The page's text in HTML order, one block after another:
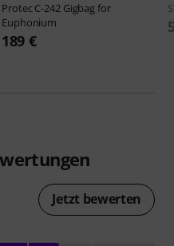
ProtecC-242 Gigbag for
Euphonium
189 €
Jetzt bewerten